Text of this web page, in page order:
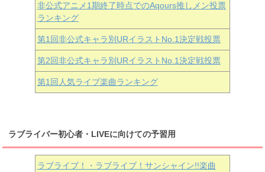
非公式アニメ1期終了時点でのAqours推しメン投票
ランキング
第1回非公式キャラ別URイラストNo.1決定戦投票
第2回非公式キャラ別URイラストNo.1決定戦投票
第1回人気ライブ楽曲ランキング
ラブライバー初心者・LIVEに向けての予習用
ラブライブ！・ラブライブ！サンシャイン!!楽曲